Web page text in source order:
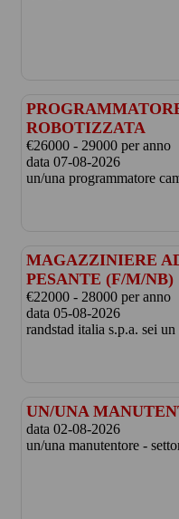
ROBOTIZZATA
€26000 - 29000 per anno
data 07-08-2026
un/una programmatore
MAGAZZINIERE
PESANTE (F/M/NB)
€22000 - 28000 per anno
data 05-08-2026
randstad italia s.p.a. sei
UN/UNA
data 02-08-2026
un/una manutentore -